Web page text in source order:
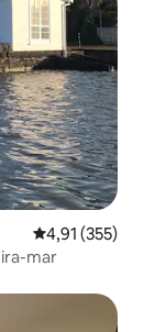
4,91 de uma
4,91 (355)
mar